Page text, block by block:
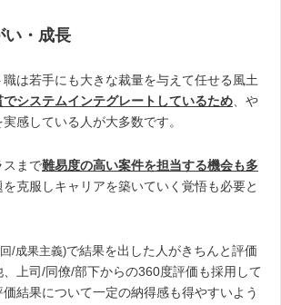
い・成長
は若手にも大きな裁量を与えて任せる風土
でシステムインテグレートしているため 、や
感している人が大多数です。
スまで難易度の高い案件を担当する機会も多
克服しキャリアを築いていく覚悟も必要と
/成果主義)で結果を出した人がきちんと評価
、上司/同僚/部下からの360度評価も採用して
結果について一定の納得感も得やすいよう